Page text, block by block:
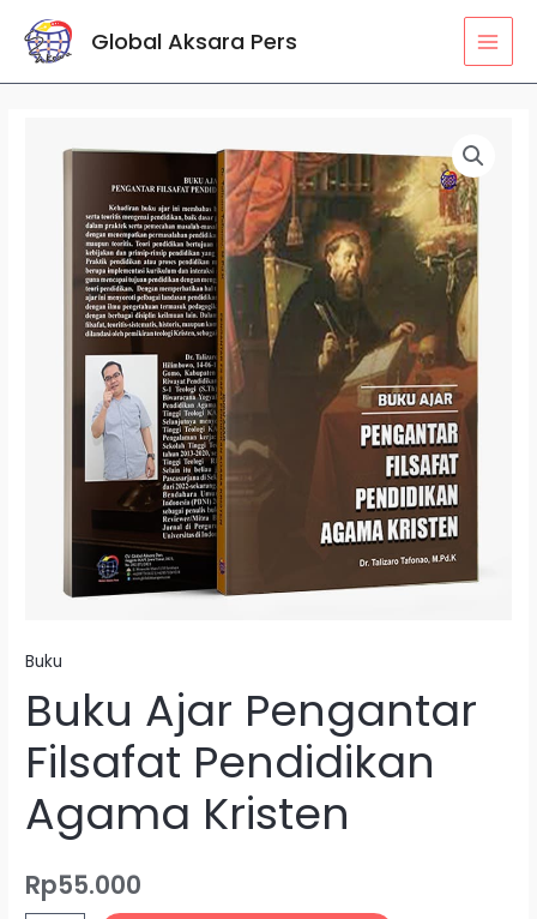
Lewati
Global Aksara Pers
Buku
Buku Ajar Pengantar
Filsafat Pendidikan
Agama Kristen
Rp55.000
Pengantar
Pendidikan